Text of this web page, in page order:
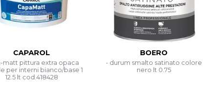
CAPAROL
matt pittura extra opaca
per interni bianco/base 1
12.5 lt cod.418428
BOERO
- durum smalto satinato colore
nero lt 0.75